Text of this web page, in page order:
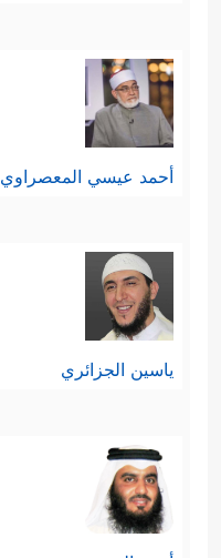
أحمد عيسي المعصراوي
ياسين الجزائري